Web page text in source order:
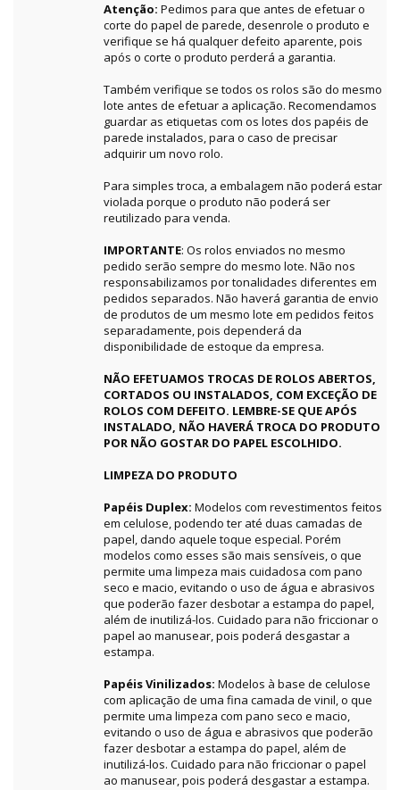
Atenção: Pedimos para que antes de efetuar o
corte do papel de parede, desenrole o produto e
verifique se há qualquer defeito aparente, pois
após o corte o produto perderá a garantia.
Também verifique se todos os rolos são do mesmo
lote antes de efetuar a aplicação. Recomendamos
guardar as etiquetas com os lotes dos papéis de
parede instalados, para o caso de precisar
adquirir um novo rolo.
Para simples troca, a embalagem não poderá estar
violada porque o produto não poderá ser
reutilizado para venda.
IMPORTANTE: Os rolos enviados no mesmo
pedido serão sempre do mesmo lote. Não nos
responsabilizamos por tonalidades diferentes em
pedidos separados. Não haverá garantia de envio
de produtos de um mesmo lote em pedidos feitos
separadamente, pois dependerá da
disponibilidade de estoque da empresa.
NÃO EFETUAMOS TROCAS DE ROLOS ABERTOS,
CORTADOS OU INSTALADOS, COM EXCEÇÃO DE
ROLOS COM DEFEITO. LEMBRE-SE QUE APÓS
INSTALADO, NÃO HAVERÁ TROCA DO PRODUTO
POR NÃO GOSTAR DO PAPEL ESCOLHIDO.
LIMPEZA DO PRODUTO
Papéis Duplex: Modelos com revestimentos feitos
em celulose, podendo ter até duas camadas de
papel, dando aquele toque especial. Porém
modelos como esses são mais sensíveis, o que
permite uma limpeza mais cuidadosa com pano
seco e macio, evitando o uso de água e abrasivos
que poderão fazer desbotar a estampa do papel,
além de inutilizá-los. Cuidado para não friccionar o
papel ao manusear, pois poderá desgastar a
estampa.
Papéis Vinilizados: Modelos à base de celulose
com aplicação de uma fina camada de vinil, o que
permite uma limpeza com pano seco e macio,
evitando o uso de água e abrasivos que poderão
fazer desbotar a estampa do papel, além de
inutilizá-los. Cuidado para não friccionar o papel
ao manusear, pois poderá desgastar a estampa.